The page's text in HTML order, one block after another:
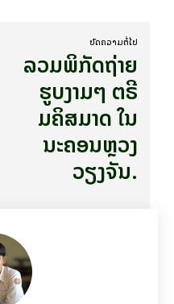
ບົດ​ຄວາມ​ຕໍ່​ໄປ
ລວມພິກັດຖ່າຍ
ຮູບງາມໆ ຕຣີ
ມຄິສມາດ ໃນ
ນະຄອນຫຼວງ
ວຽງຈັນ.